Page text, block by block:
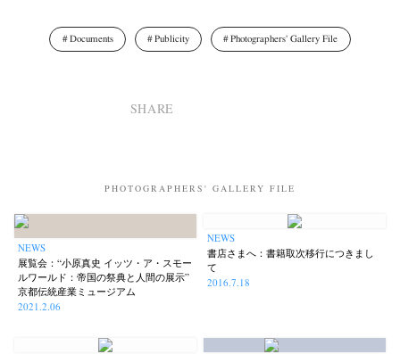
Documents Publicity Photographers' Gallery File
SHARE
PHOTOGRAPHERS' GALLERY FILE
NEWS
展覧会：“小原真史 イッツ・ア・スモー
ルワールド：帝国の祭典と人間の展示”
京都伝統産業ミュージアム
2021.2.06
NEWS
書店さまへ：書籍取次移行につきまし
て
2016.7.18